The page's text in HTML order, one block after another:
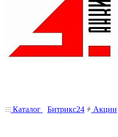
Каталог Битрикс24 Акции